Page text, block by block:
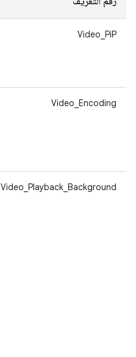
Video_PiP
Video_Encoding
Video_Playback_Background